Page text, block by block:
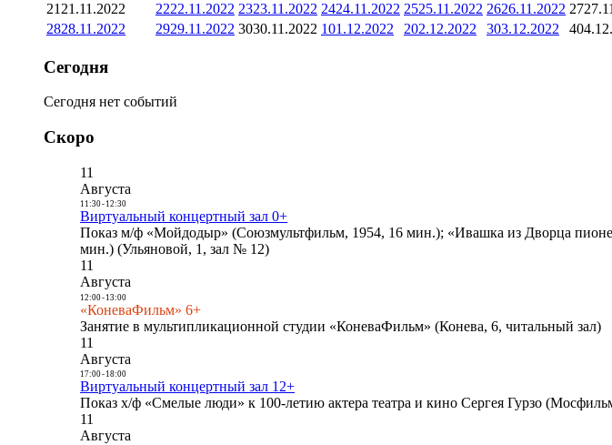
21 21.11.2022 2222.11.2022 2323.11.2022 2424.11.2022 2525.11.2022 2626.11.2022 27
2828.11.2022 2929.11.2022 3030.11.2022 101.12.2022 202.12.2022 303.12.2022 4
Сегодня
Сегодня нет событий
Скоро
11
Августа
11:30- 12:30
Виртуальный концертный зал 0+
Показ м/ф «Мойдодыр» (Союзмультфильм, 1954, 16 мин.); «Ивашка из Дворца
мин.) (Ульяновой, 1, зал № 12)
11
Августа
12:00- 13:00
«КоневаФильм» 6+
Занятие в мультипликационной студии «КоневаФильм» (Конева, 6, читальный зал)
11
Августа
17:00- 18:00
Виртуальный концертный зал 12+
Показ х/ф «Смелые люди» к 100-летию актера театра и кино Сергея Гурзо
11
Августа